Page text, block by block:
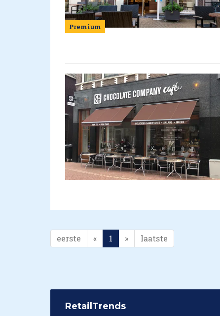
Premium
eerste « 1 » laatste
RetailTrends